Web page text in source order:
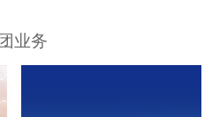
业务